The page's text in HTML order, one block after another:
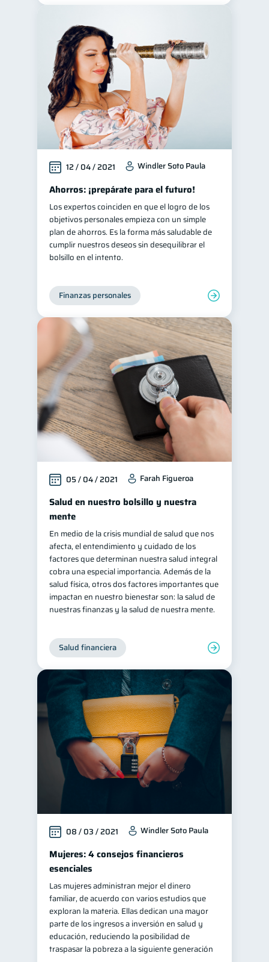
12 / 04 / 2021 Windler Soto Paula
Ahorros: ¡prepárate para el futuro!
Los expertos coinciden en que el logro de los
objetivos personales empieza con un simple
plan de ahorros. Es la forma más saludable de
cumplir nuestros deseos sin desequilibrar el
bolsillo en el intento.
Finanzas personales
05 / 04 / 2021 Farah Figueroa
Salud en nuestro bolsillo y nuestra
mente
En medio de la crisis mundial de salud que nos
afecta, el entendimiento y cuidado de los
factores que determinan nuestra salud integral
cobra una especial importancia. Además de la
salud física, otros dos factores importantes que
impactan en nuestro bienestar son: la salud de
nuestras finanzas y la salud de nuestra mente.
Salud financiera
08 / 03 / 2021 Windler Soto Paula
Mujeres: 4 consejos financieros
esenciales
Las mujeres administran mejor el dinero
familiar, de acuerdo con varios estudios que
exploran la materia. Ellas dedican una mayor
parte de los ingresos a inversión en salud y
educación, reduciendo la posibilidad de
traspasar la pobreza a la siguiente generación